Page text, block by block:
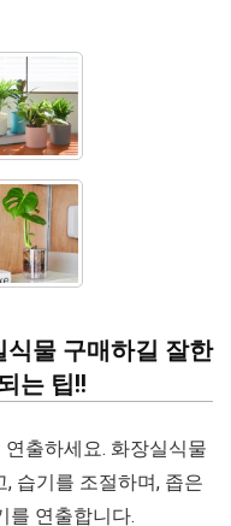
물 구매하길 잘한
는 팁!!
출하세요. 화장실식물
습기를 조절하며, 좁은
를 연출합니다.